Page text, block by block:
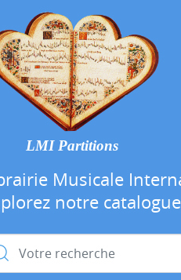
LMI Partitions
Musicale
notre
: